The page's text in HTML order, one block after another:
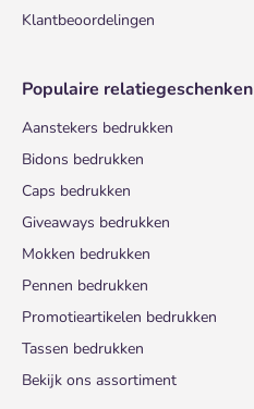
Klantbeoordelingen
Populaire relatiegeschenken
Aanstekers bedrukken
Bidons bedrukken
Caps bedrukken
Giveaways bedrukken
Mokken bedrukken
Pennen bedrukken
Promotieartikelen bedrukken
Tassen bedrukken
Bekijk ons assortiment